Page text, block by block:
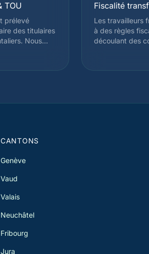
TOU
prélevé
des titulaires
Nous
celle-ci est
Fiscalité
Les travailleurs
à des règles
découlant des
pouvez être
CANTONS
Genève
Vaud
Valais
Neuchâtel
Fribourg
Jura